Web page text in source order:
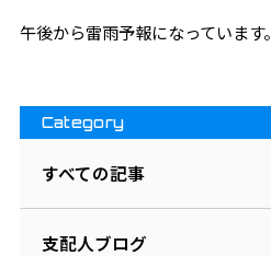
午後から雷雨予報になっています。
Category
すべての記事
支配人ブログ